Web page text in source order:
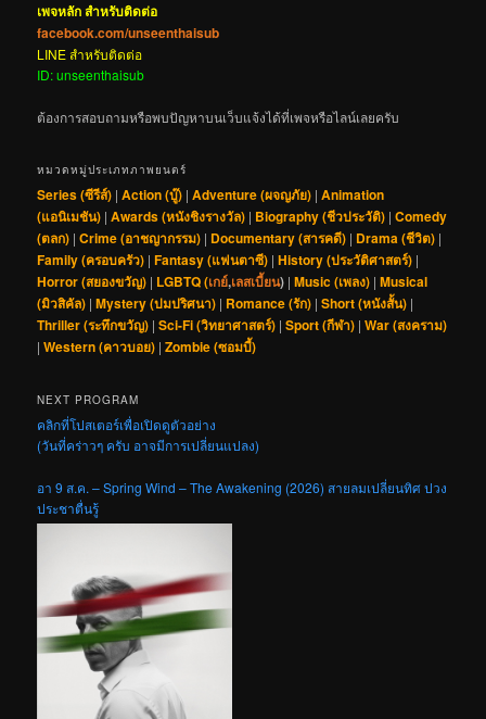
เพจหลัก สำหรับติดต่อ
facebook.com/unseenthaisub
LINE สำหรับติดต่อ
ID: unseenthaisub
ต้องการสอบถามหรือพบปัญหาบนเว็บแจ้งได้ที่เพจหรือไลน์เลยครับ
หมวดหมู่ประเภทภาพยนตร์
Series (ซีรีส์) |Action (บู๊) |Adventure (ผจญภัย) |Animation
(แอนิเมชัน) |Awards (หนังชิงรางวัล) | Biography (ชีวประวัติ) |Comedy
(ตลก) |Crime (อาชญากรรม) | Documentary (สารคดี) | Drama (ชีวิต) |
Family (ครอบครัว) |Fantasy (แฟนตาซี) |History (ประวัติศาสตร์) |
Horror (สยองขวัญ) | LGBTQ (เกย์,เลสเบี้ยน) |Music (เพลง) |Musical
(มิวสิคัล) |Mystery (ปมปริศนา) | Romance (รัก) |Short (หนังสั้น) |
Thriller (ระทึกขวัญ) |Sci-Fi (วิทยาศาสตร์) |Sport (กีฬา) |War (สงคราม)
|Western (คาวบอย) |Zombie (ซอมบี้)
NEXT PROGRAM
คลิกที่โปสเตอร์เพื่อเปิดดูตัวอย่าง
(วันที่คร่าวๆ ครับ อาจมีการเปลี่ยนแปลง)
อา 9 ส.ค. – Spring Wind – The Awakening (2026) สายลมเปลี่ยนทิศ ปวง
ประชาตื่นรู้